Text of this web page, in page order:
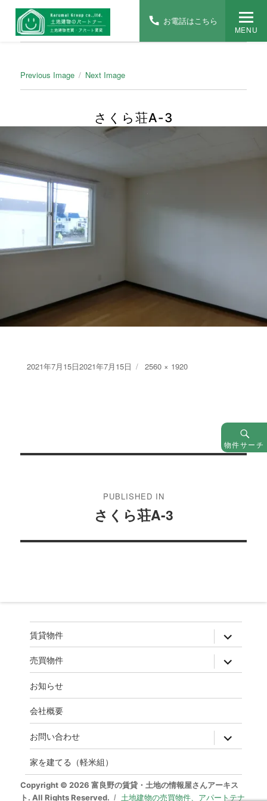
MENU
Previous Image Next Image
さくら荘A-3
Posted
2021年7月15日2021年7月15日
Full
2560 × 1920
ゲ
ン
PUBLISHED IN
さくら荘A-3
物件サーチ
賃貸物件 expand
child
menu
売買物件 expand
child
menu
お知らせ
会社概要
お問い合わせ expand
child
menu
家を建てる（軽米組）
Copyright © 2026 富良野の賃貸・土地の情報屋さんアーキス
ト. All Rights Reserved.
土地建物の売買物件、アパートテナ
お電話はこちら